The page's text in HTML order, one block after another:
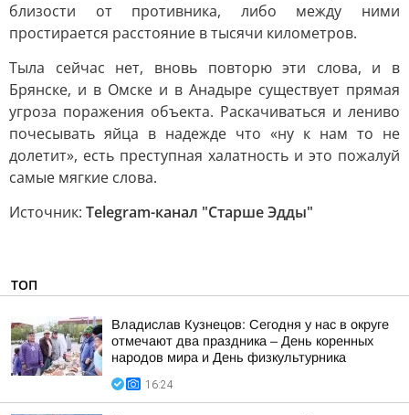
близости от противника, либо между ними
простирается расстояние в тысячи километров.
Тыла сейчас нет, вновь повторю эти слова, и в
Брянске, и в Омске и в Анадыре существует прямая
угроза поражения объекта. Раскачиваться и лениво
почесывать яйца в надежде что «ну к нам то не
долетит», есть преступная халатность и это пожалуй
самые мягкие слова.
Источник: Telegram-канал "Старше Эдды"
ТОП
Владислав Кузнецов: Сегодня у нас в округе
отмечают два праздника – День коренных
народов мира и День физкультурника
16:24